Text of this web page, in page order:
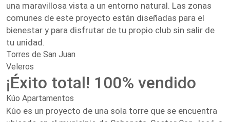
una maravillosa vista a un entorno natural. Las zonas
comunes de este proyecto están diseñadas para el
bienestar y para disfrutar de tu propio club sin salir de
tu unidad.
Torres de San Juan
Veleros
¡Éxito total! 100% vendido
Kúo Apartamentos
Kúo es un proyecto de una sola torre que se encuentra